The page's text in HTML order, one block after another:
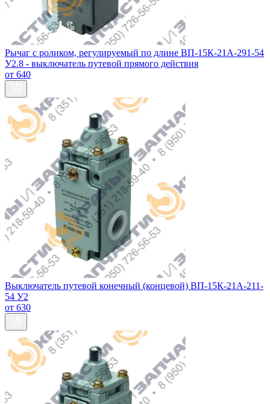
Рычаг с роликом, регулируемый по длине ВП-15К-21А-291-54
У2.8 - выключатель путевой прямого действия
от 640
Выключатель путевой конечный (концевой) ВП-15К-21А-211-
54 У2
от 630